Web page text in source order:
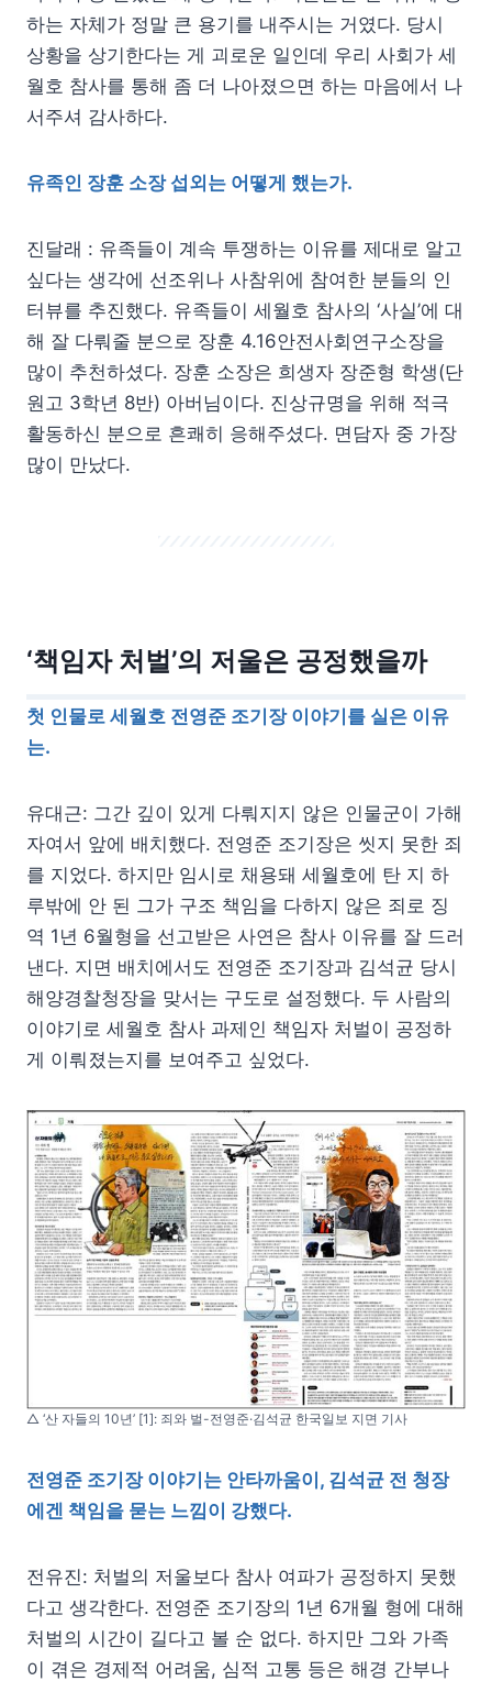
하는 자체가 정말 큰 용기를 내주시는 거였다. 당시
상황을 상기한다는 게 괴로운 일인데 우리 사회가 세
월호 참사를 통해 좀 더 나아졌으면 하는 마음에서 나
서주셔 감사하다.
유족인 장훈 소장 섭외는 어떻게 했는가.
진달래 : 유족들이 계속 투쟁하는 이유를 제대로 알고
싶다는 생각에 선조위나 사참위에 참여한 분들의 인
터뷰를 추진했다. 유족들이 세월호 참사의 ‘사실’에 대
해 잘 다뤄줄 분으로 장훈 4.16안전사회연구소장을
많이 추천하셨다. 장훈 소장은 희생자 장준형 학생(단
원고 3학년 8반) 아버님이다. 진상규명을 위해 적극
활동하신 분으로 흔쾌히 응해주셨다. 면담자 중 가장
많이 만났다.
‘책임자 처벌’의 저울은 공정했을까
첫 인물로 세월호 전영준 조기장 이야기를 실은 이유
는.
유대근: 그간 깊이 있게 다뤄지지 않은 인물군이 가해
자여서 앞에 배치했다. 전영준 조기장은 씻지 못한 죄
를 지었다. 하지만 임시로 채용돼 세월호에 탄 지 하
루밖에 안 된 그가 구조 책임을 다하지 않은 죄로 징
역 1년 6월형을 선고받은 사연은 참사 이유를 잘 드러
낸다. 지면 배치에서도 전영준 조기장과 김석균 당시
해양경찰청장을 맞서는 구도로 설정했다. 두 사람의
이야기로 세월호 참사 과제인 책임자 처벌이 공정하
게 이뤄졌는지를 보여주고 싶었다.
△ ‘산 자들의 10년’ [1]: 죄와 벌-전영준·김석균 한국일보 지면 기사
전영준 조기장 이야기는 안타까움이, 김석균 전 청장
에겐 책임을 묻는 느낌이 강했다.
전유진: 처벌의 저울보다 참사 여파가 공정하지 못했
다고 생각한다. 전영준 조기장의 1년 6개월 형에 대해
처벌의 시간이 길다고 볼 순 없다. 하지만 그와 가족
이 겪은 경제적 어려움, 심적 고통 등은 해경 간부나